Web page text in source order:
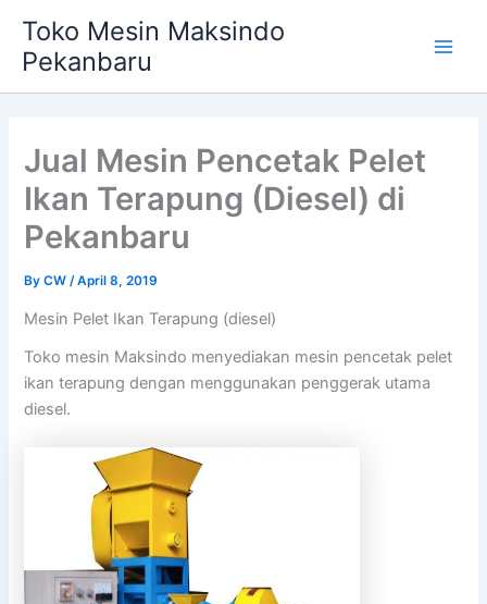
content
Toko Mesin Maksindo
Pekanbaru
Jual Mesin Pencetak Pelet
Ikan Terapung (Diesel) di
Pekanbaru
ByCW/April 8, 2019
Mesin Pelet Ikan Terapung (diesel)
Toko mesin Maksindo menyediakan mesin pencetak pelet
ikan terapung dengan menggunakan penggerak utama
diesel.